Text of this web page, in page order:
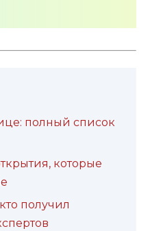
полный список
которые
получил